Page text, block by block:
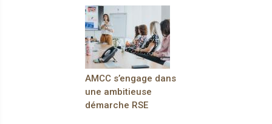
AMCC s’engage dans
une ambitieuse
démarche RSE